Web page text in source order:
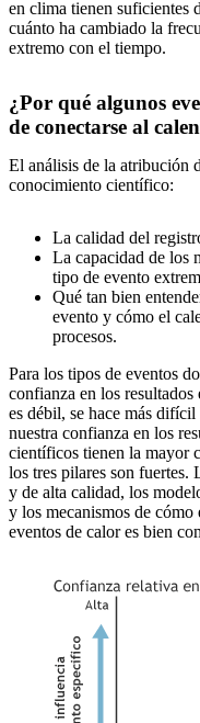
en clima tienen suficientes
cuánto ha cambiado la
extremo con el tiempo.
¿Por qué algunos
de conectarse al
El análisis de la atribución
conocimiento científico:
La calidad del
La capacidad de los
tipo de evento
Qué tan bien
evento y cómo el
procesos.
Para los tipos de eventos
confianza en los
es débil, se hace más
nuestra confianza en los
científicos tienen la mayor
los tres pilares son fuertes.
y de alta calidad, los
y los mecanismos de
eventos de calor es bien